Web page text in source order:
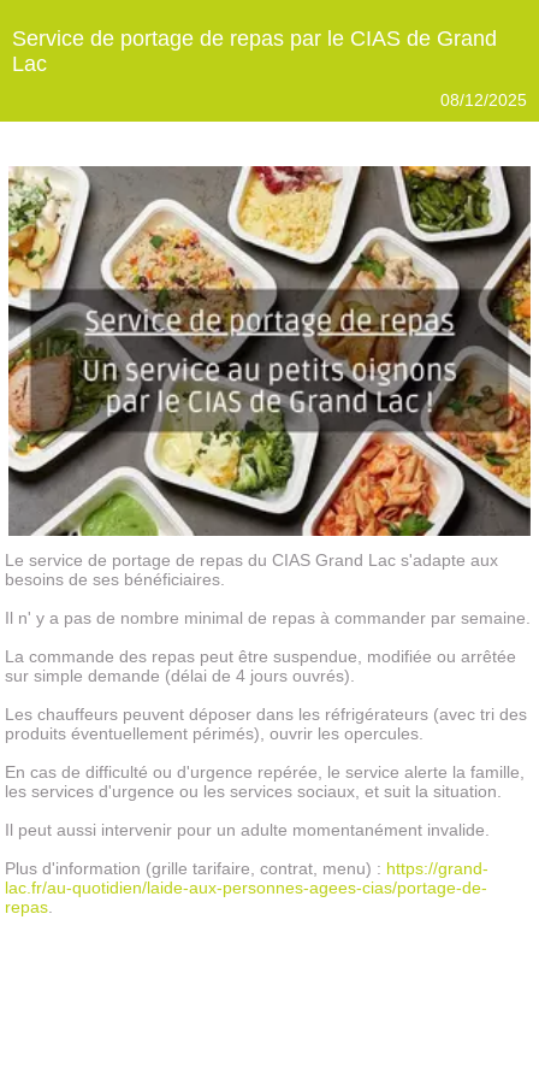
Service de portage de repas par le CIAS de Grand
Lac
08/12/2025
Le service de portage de repas du CIAS Grand Lac s'adapte aux
besoins de ses bénéficiaires.
Il n' y a pas de nombre minimal de repas à commander par semaine.
La commande des repas peut être suspendue, modifiée ou arrêtée
sur simple demande (délai de 4 jours ouvrés).
Les chauffeurs peuvent déposer dans les réfrigérateurs (avec tri des
produits éventuellement périmés), ouvrir les opercules.
En cas de difficulté ou d'urgence repérée, le service alerte la famille,
les services d'urgence ou les services sociaux, et suit la situation.
Il peut aussi intervenir pour un adulte momentanément invalide.
Plus d'information (grille tarifaire, contrat, menu) : https://grand-
lac.fr/au-quotidien/laide-aux-personnes-agees-cias/portage-de-
repas